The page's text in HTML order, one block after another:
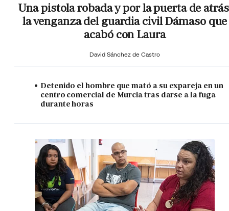
Una pistola robada y por la puerta de
la venganza del guardia civil Dámaso que
acabó con Laura
David Sánchez de Castro
Detenido el hombre que mató a su expareja en un
centro comercial de Murcia tras darse a la fuga
durante horas